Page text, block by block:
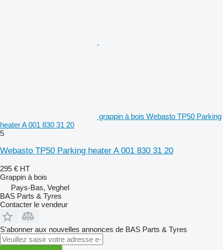
grappin à bois Webasto TP50 Parking
heater A 001 830 31 20
5
Webasto TP50 Parking heater A 001 830 31 20
295 € HT
Grappin à bois
Pays-Bas, Veghel
BAS Parts & Tyres
Contacter le vendeur
S'abonner aux nouvelles annonces de BAS Parts & Tyres